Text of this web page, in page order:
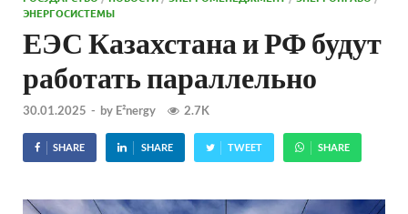
ЭНЕРГОСИСТЕМЫ
ЕЭС Казахстана и РФ будут
работать параллельно
30.01.2025 - by E²nergy 2.7K
SHARE SHARE TWEET SHARE